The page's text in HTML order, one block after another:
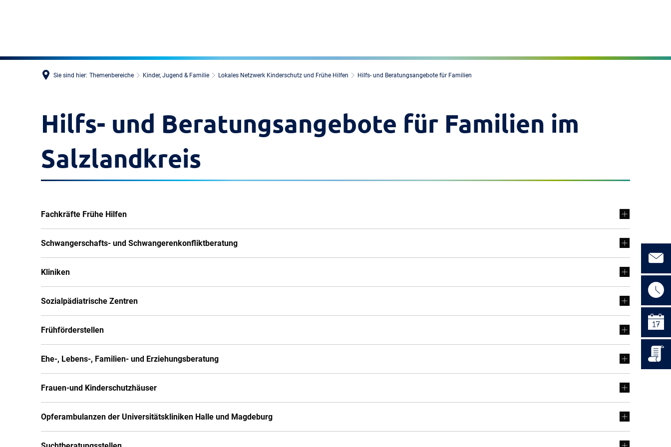
Sie sind hier: Themenbereiche Kinder, Jugend & Familie Lokales Netzwerk Kinderschutz und Frühe Hilfen Hilfs- und Beratungsangebote für Familien
Hilfs- und Beratungsangebote für Familien im
Salzlandkreis
Fachkräfte Frühe Hilfen
Schwangerschafts- und Schwangerenkonfliktberatung
Kliniken
Sozialpädiatrische Zentren
Frühförderstellen
Ehe-, Lebens-, Familien- und Erziehungsberatung
Frauen-und Kinderschutzhäuser
Opferambulanzen der Universitätskliniken Halle und Magdeburg